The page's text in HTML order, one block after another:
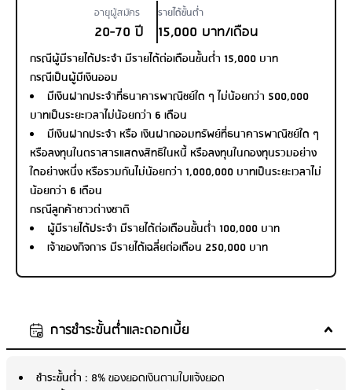
อายุผู้สมัคร
20-70 ปี
รายได้ขั้นต่ำ
15,000 บาท/เดือน
กรณีผู้มีรายได้ประจำ มีรายได้ต่อเดือนขั้นต่ำ 15,000 บาท
กรณีเป็นผู้มีเงินออม
มีเงินฝากประจำที่ธนาคารพาณิชย์ใด ๆ ไม่น้อยกว่า 500,000
บาทเป็นระยะเวลาไม่น้อยกว่า 6 เดือน
มีเงินฝากประจำ หรือ เงินฝากออมทรัพย์ที่ธนาคารพาณิชย์ใด ๆ
หรือลงทุนในตราสารแสดงสิทธิในหนี้ หรือลงทุนในกองทุนรวมอย่าง
ใดอย่างหนึ่ง หรือรวมกันไม่น้อยกว่า 1,000,000 บาทเป็นระยะเวลาไม่
น้อยกว่า 6 เดือน
กรณีลูกค้าชาวต่างชาติ
ผู้มีรายได้ประจำ มีรายได้ต่อเดือนขั้นต่ำ 100,000 บาท
เจ้าของกิจการ มีรายได้เฉลี่ยต่อเดือน 250,000 บาท
การชำระขั้นต่ำและดอกเบี้ย
ชำระขั้นต่ำ : 8% ของยอดเงินตามใบแจ้งยอด